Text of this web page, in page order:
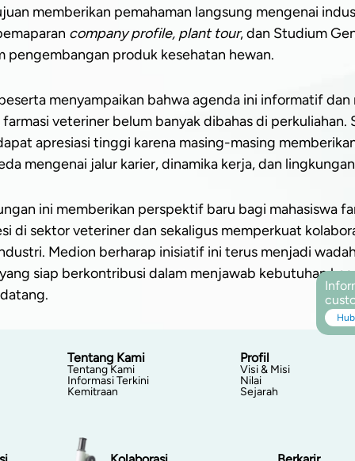
memberikan pemahaman langsung mengenai
company profile, plant tour, dan Studium
pengembangan produk kesehatan hewan.
menyampaikan bahwa agenda ini informatif
veteriner belum banyak dibahas di perkuliahan.
apresiasi tinggi karena masing-masing
mengenai jalur karier, dinamika kerja, dan
ini memberikan perspektif baru bagi mahasiswa
di sektor veteriner dan sekaligus memperkuat
Medion berharap inisiatif ini terus menjadi
siap berkontribusi dalam menjawab kebutuhan
Tentang Kami
Tentang Kami
Informasi Terkini
Kemitraan
Profil
Visi & Misi
Nilai
Sejarah